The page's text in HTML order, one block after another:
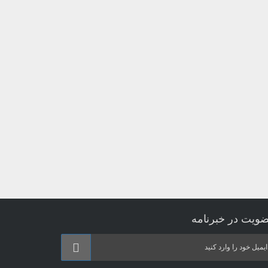
در خبرنامه